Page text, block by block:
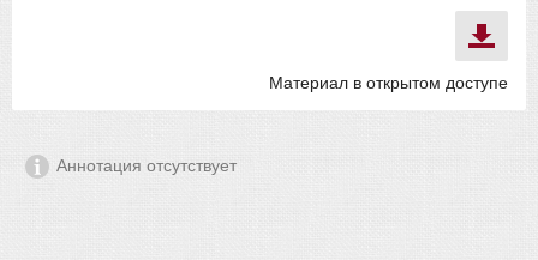
Материал в открытом доступе
Аннотация отсутствует